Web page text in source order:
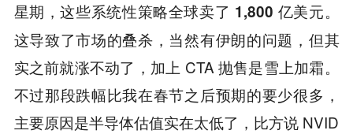
星期，这些系统性策略全球卖了 1,800 亿美元。
这导致了市场的叠杀，当然有伊朗的问题，但其
实之前就涨不动了，加上 CTA 抛售是雪上加霜。
不过那段跌幅比我在春节之后预期的要少很多，
主要原因是半导体估值实在太低了，比方说 NVID